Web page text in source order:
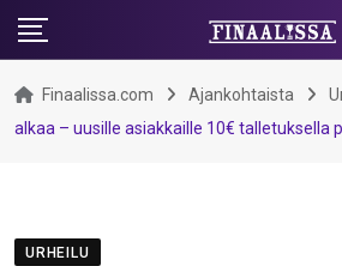
Skip
content
Finaalissa.com Ajankohtaista
alkaa – uusille asiakkaille 10€ talletuksella
URHEILU